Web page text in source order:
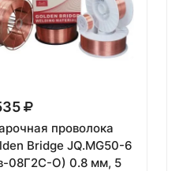
проволока
Bridge JQ.MG50-6
08Г2С-О) 0.8 мм, 5